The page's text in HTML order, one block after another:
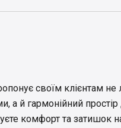
своїм клієнтам
а й гармонійний
комфорт та затишок